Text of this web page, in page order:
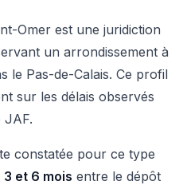
Omer est une juridiction
un arrondissement à
le Pas-de-Calais. Ce profil
sur les délais observés
JAF.
constatée pour ce type
3 et 6 mois entre le dépôt